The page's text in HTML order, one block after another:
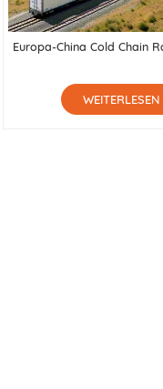
Europa-China Cold Chain
WEITERLESEN